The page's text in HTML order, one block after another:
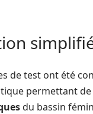
de test ont été
permettant
du bassin